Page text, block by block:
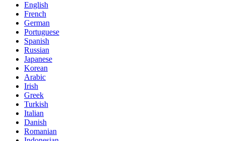
English
French
German
Portuguese
Spanish
Russian
Japanese
Korean
Arabic
Irish
Greek
Turkish
Italian
Danish
Romanian